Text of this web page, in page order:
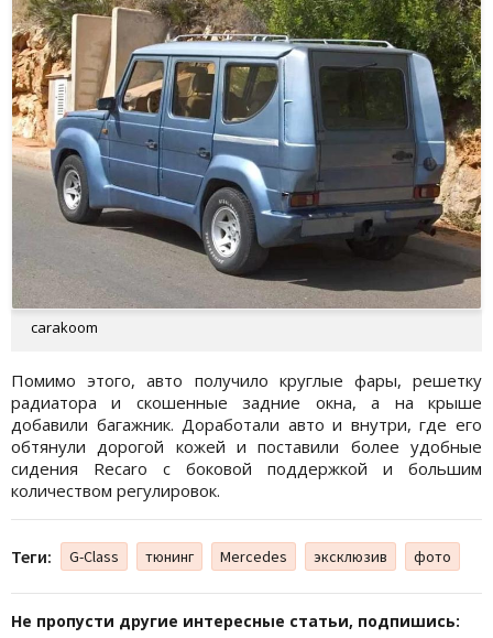
carakoom
Помимо этого, авто получило круглые фары, решетку
радиатора и скошенные задние окна, а на крыше
добавили багажник. Доработали авто и внутри, где его
обтянули дорогой кожей и поставили более удобные
сидения Recaro с боковой поддержкой и большим
количеством регулировок.
Теги: G-Class тюнинг Mercedes эксклюзив фото
Не пропусти другие интересные статьи, подпишись: